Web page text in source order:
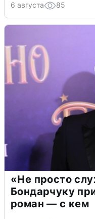
6 августа 85
«Не просто
Бондарчуку
роман — с кем